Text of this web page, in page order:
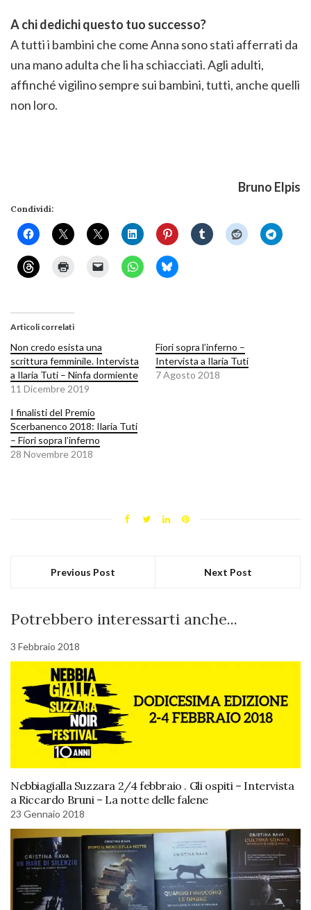
A chi dedichi questo tuo successo?
A tutti i bambini che come Anna sono stati afferrati da
una mano adulta che li ha schiacciati. Agli adulti,
affinché vigilino sempre sui bambini, tutti, anche quelli
non loro.
Bruno Elpis
Condividi:
Articoli correlati
Non credo esista una
scrittura femminile. Intervista
a Ilaria Tuti – Ninfa dormiente
11 Dicembre 2019
Fiori sopra l’inferno –
Intervista a Ilaria Tuti
7 Agosto 2018
I finalisti del Premio
Scerbanenco 2018: Ilaria Tuti
– Fiori sopra l’inferno
28 Novembre 2018
Previous Post Next Post
Potrebbero interessarti anche...
3 Febbraio 2018
Nebbiagialla Suzzara 2/4 febbraio . Gli ospiti – Intervista
a Riccardo Bruni – La notte delle falene
23 Gennaio 2018